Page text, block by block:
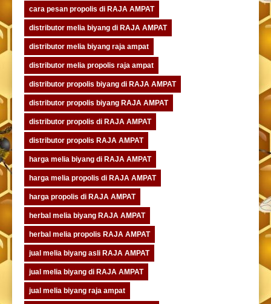
cara pesan propolis di RAJA AMPAT
distributor melia biyang di RAJA AMPAT
distributor melia biyang raja ampat
distributor melia propolis raja ampat
distributor propolis biyang di RAJA AMPAT
distributor propolis biyang RAJA AMPAT
distributor propolis di RAJA AMPAT
distributor propolis RAJA AMPAT
harga melia biyang di RAJA AMPAT
harga melia propolis di RAJA AMPAT
harga propolis di RAJA AMPAT
herbal melia biyang RAJA AMPAT
herbal melia propolis RAJA AMPAT
jual melia biyang asli RAJA AMPAT
jual melia biyang di RAJA AMPAT
jual melia biyang raja ampat